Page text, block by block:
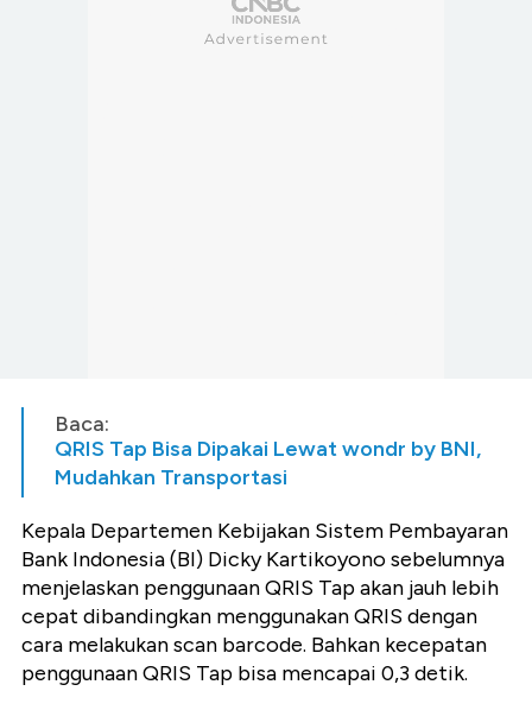
Baca:
QRIS Tap Bisa Dipakai Lewat wondr by BNI,
Mudahkan Transportasi
Kepala Departemen Kebijakan Sistem Pembayaran
Bank Indonesia (BI) Dicky Kartikoyono sebelumnya
menjelaskan penggunaan QRIS Tap akan jauh lebih
cepat dibandingkan menggunakan QRIS dengan
cara melakukan scan barcode. Bahkan kecepatan
penggunaan QRIS Tap bisa mencapai 0,3 detik.